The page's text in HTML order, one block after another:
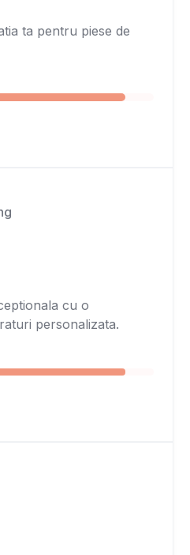
ta pentru piese de
cu o
personalizata.